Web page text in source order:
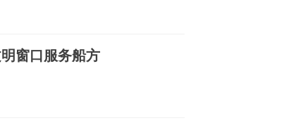
窗口服务船方